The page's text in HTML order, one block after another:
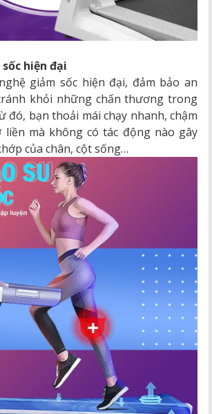
hiện đại
giảm sốc hiện đại, đảm bảo an
khỏi những chấn thương trong
đó, bạn thoải mái chạy nhanh, chậm
mà không có tác động nào gây
của chân, cột sống…